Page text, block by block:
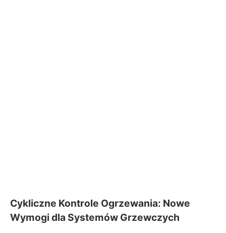
Cykliczne Kontrole Ogrzewania: Nowe
Wymogi dla Systemów Grzewczych